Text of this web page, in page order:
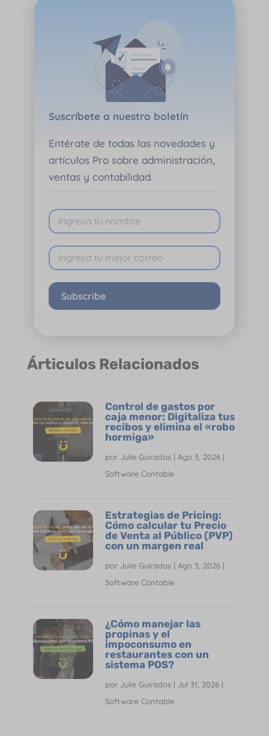
Suscríbete a nuestro boletín
Entérate de todas las novedades y
artículos Pro sobre administración,
ventas y contabilidad.
Subscribe
Árticulos Relacionados
Control de gastos por
caja menor: Digitaliza tus
recibos y elimina el «robo
hormiga»
por Julie Guirados| Ago 3, 2026|
Software Contable
Estrategias de Pricing:
Cómo calcular tu Precio
de Venta al Público (PVP)
con un margen real
por Julie Guirados| Ago 3, 2026|
Software Contable
¿Cómo manejar las
propinas y el
impoconsumo en
restaurantes con un
sistema POS?
por Julie Guirados| Jul 31, 2026|
Software Contable